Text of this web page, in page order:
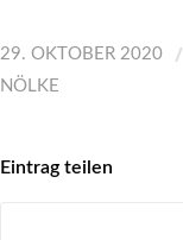
29. OKTOBER 2020 /
NÖLKE
Eintrag teilen